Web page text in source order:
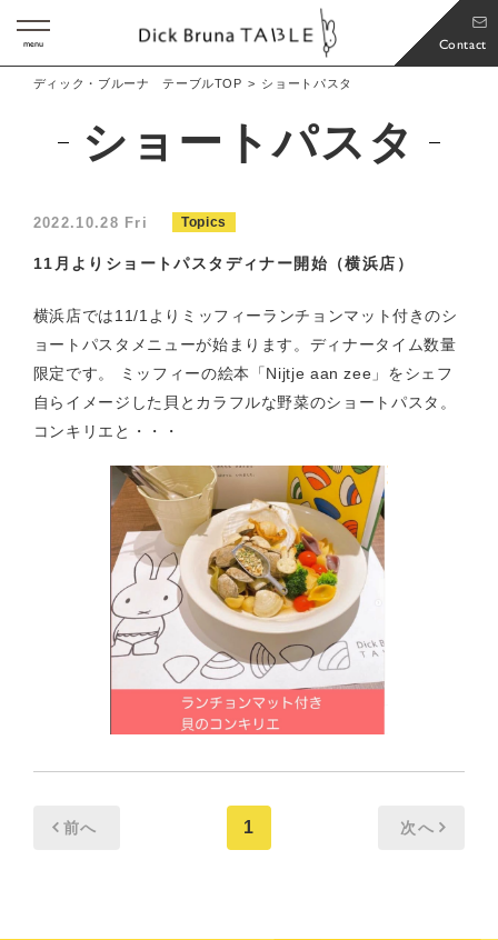
Contact
menu
ディック・ブルーナ テーブルTOP ショートパスタ
ショートパスタ
2022.10.28 Fri Topics
11月よりショートパスタディナー開始（横浜店）
横浜店では11/1よりミッフィーランチョンマット付きのシ
ョートパスタメニューが始まります。ディナータイム数量
限定です。 ミッフィーの絵本「Nijtje aan zee」をシェフ
自らイメージした貝とカラフルな野菜のショートパスタ。
コンキリエと・・・
前へ 1 次へ